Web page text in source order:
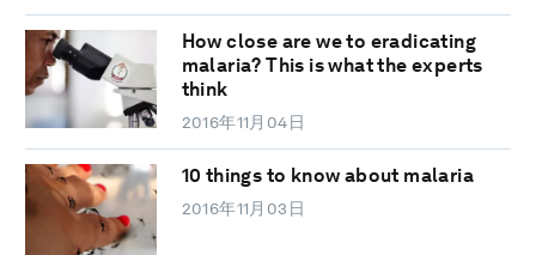
How close are we to eradicating
malaria? This is what the experts
think
2016年11月04日
10 things to know about malaria
2016年11月03日